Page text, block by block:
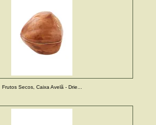
Frutos Secos, Caixa Avelã - Drie...